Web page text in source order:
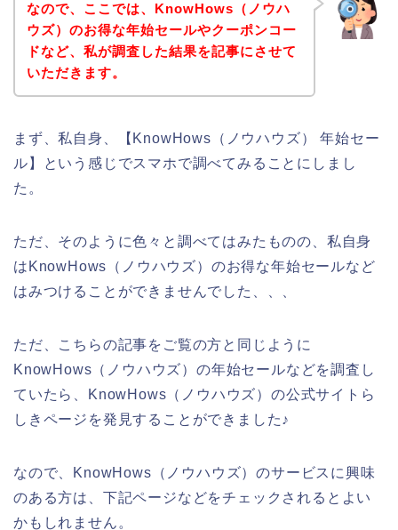
なので、ここでは、KnowHows（ノウハ
ウズ）のお得な年始セールやクーポンコー
ドなど、私が調査した結果を記事にさせて
いただきます。
まず、私自身、【KnowHows（ノウハウズ） 年始セー
ル】という感じでスマホで調べてみることにしまし
た。
ただ、そのように色々と調べてはみたものの、私自身
はKnowHows（ノウハウズ）のお得な年始セールなど
はみつけることができませんでした、、、
ただ、こちらの記事をご覧の方と同じように
KnowHows（ノウハウズ）の年始セールなどを調査し
ていたら、KnowHows（ノウハウズ）の公式サイトら
しきページを発見することができました♪
なので、KnowHows（ノウハウズ）のサービスに興味
のある方は、下記ページなどをチェックされるとよい
かもしれません。